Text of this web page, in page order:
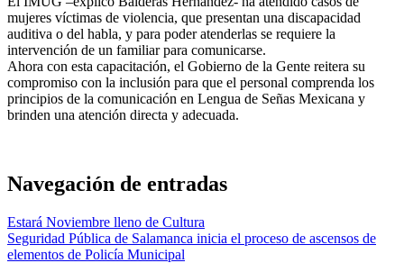
mujeres víctimas de violencia, que presentan una discapacidad
auditiva o del habla, y para poder atenderlas se requiere la
intervención de un familiar para comunicarse.
Ahora con esta capacitación, el Gobierno de la Gente reitera su
compromiso con la inclusión para que el personal comprenda los
principios de la comunicación en Lengua de Señas Mexicana y
brinden una atención directa y adecuada.
Navegación de entradas
Estará Noviembre lleno de Cultura
Seguridad Pública de Salamanca inicia el proceso de ascensos de
elementos de Policía Municipal